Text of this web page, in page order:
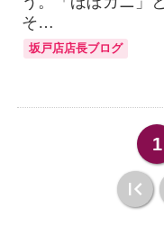
そ…
坂戸店店長ブログ
1